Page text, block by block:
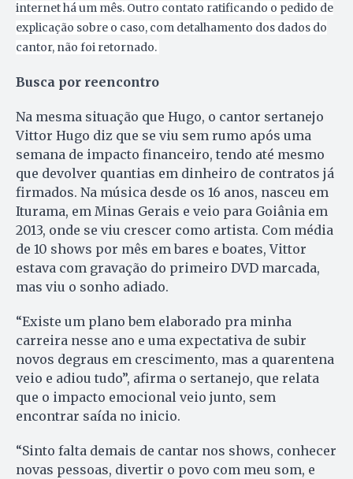
internet há um mês. Outro contato ratificando o pedido de
explicação sobre o caso, com detalhamento dos dados do
cantor, não foi retornado.
Busca por reencontro
Na mesma situação que Hugo, o cantor sertanejo
Vittor Hugo diz que se viu sem rumo após uma
semana de impacto financeiro, tendo até mesmo
que devolver quantias em dinheiro de contratos já
firmados. Na música desde os 16 anos, nasceu em
Iturama, em Minas Gerais e veio para Goiânia em
2013, onde se viu crescer como artista. Com média
de 10 shows por mês em bares e boates, Vittor
estava com gravação do primeiro DVD marcada,
mas viu o sonho adiado.
“Existe um plano bem elaborado pra minha
carreira nesse ano e uma expectativa de subir
novos degraus em crescimento, mas a quarentena
veio e adiou tudo”, afirma o sertanejo, que relata
que o impacto emocional veio junto, sem
encontrar saída no inicio.
“Sinto falta demais de cantar nos shows, conhecer
novas pessoas, divertir o povo com meu som, e